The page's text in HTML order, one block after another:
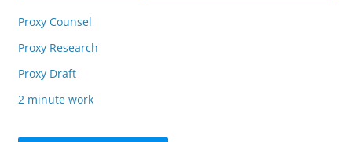
Proxy Counsel
Proxy Research
Proxy Draft
2 minute work